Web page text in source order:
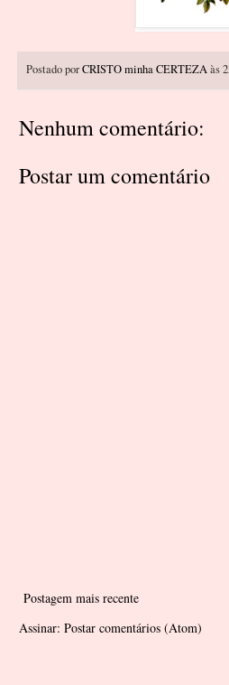
Postado porCRISTO minha CERTEZAàs
Nenhum comentário:
Postar um comentário
Postagem mais recente
Assinar: Postar comentários (Atom)